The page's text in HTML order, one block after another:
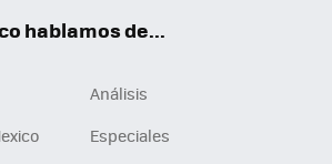
hablamos de...
Análisis
Especiales